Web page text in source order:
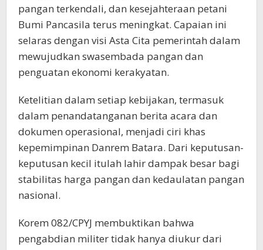
pangan terkendali, dan kesejahteraan petani
Bumi Pancasila terus meningkat. Capaian ini
selaras dengan visi Asta Cita pemerintah dalam
mewujudkan swasembada pangan dan
penguatan ekonomi kerakyatan.
Ketelitian dalam setiap kebijakan, termasuk
dalam penandatanganan berita acara dan
dokumen operasional, menjadi ciri khas
kepemimpinan Danrem Batara. Dari keputusan-
keputusan kecil itulah lahir dampak besar bagi
stabilitas harga pangan dan kedaulatan pangan
nasional.
Korem 082/CPYJ membuktikan bahwa
pengabdian militer tidak hanya diukur dari